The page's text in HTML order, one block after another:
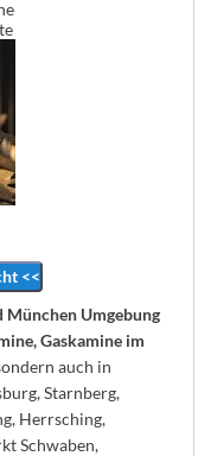
<<
Umgebung
Gaskamine im
auch in
Starnberg,
Herrsching,
Schwaben,